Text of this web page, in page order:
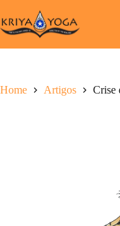
para
o
Home Artigos Crise